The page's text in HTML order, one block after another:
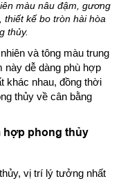
màu nâu đậm, gương
kế bo tròn hài hòa
thủy.
và tông màu trung
này dễ dàng phù hợp
khác nhau, đồng thời
thủy về cân bằng
hợp phong thủy
vị trí lý tưởng nhất